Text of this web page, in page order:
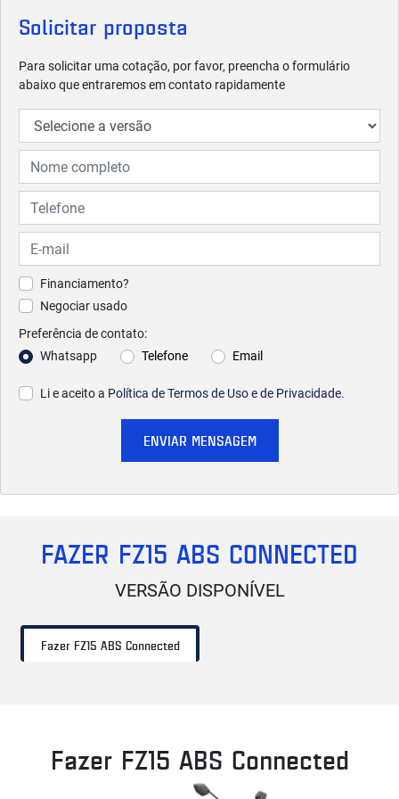
Solicitar proposta
Para solicitar uma cotação, por favor, preencha o formulário
abaixo que entraremos em contato rapidamente
Financiamento?
Negociar usado
Preferência de contato:
Whatsapp
Telefone Email
Li e aceito a Política de Termos de Uso e de Privacidade.
ENVIAR MENSAGEM
FAZER FZ15 ABS CONNECTED
VERSÃO DISPONÍVEL
Fazer FZ15 ABS Connected
Fazer FZ15 ABS Connected